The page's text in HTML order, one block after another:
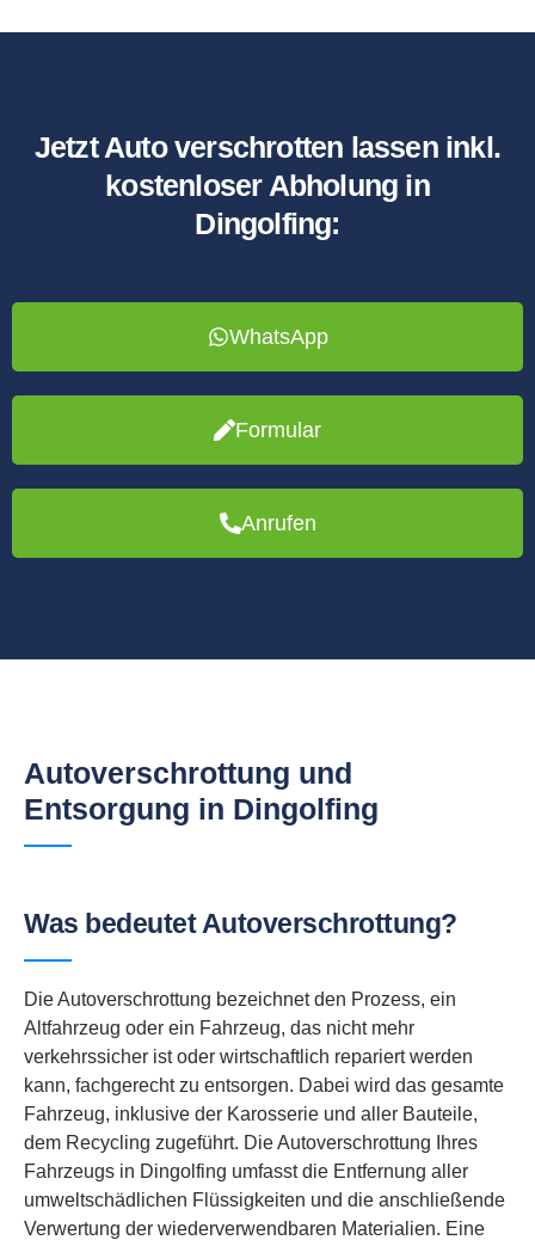
Jetzt Auto verschrotten lassen inkl.
kostenloser Abholung in
Dingolfing:
WhatsApp
Formular
Anrufen
Autoverschrottung und
Entsorgung in Dingolfing
Was bedeutet Autoverschrottung?
Die Autoverschrottung bezeichnet den Prozess, ein
Altfahrzeug oder ein Fahrzeug, das nicht mehr
verkehrssicher ist oder wirtschaftlich repariert werden
kann, fachgerecht zu entsorgen. Dabei wird das gesamte
Fahrzeug, inklusive der Karosserie und aller Bauteile,
dem Recycling zugeführt. Die Autoverschrottung Ihres
Fahrzeugs in Dingolfing umfasst die Entfernung aller
umweltschädlichen Flüssigkeiten und die anschließende
Verwertung der wiederverwendbaren Materialien. Eine